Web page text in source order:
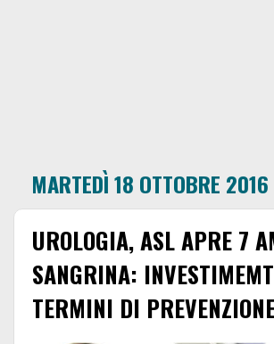
MARTEDÌ 18 OTTOBRE 2016
UROLOGIA, ASL APRE 7
SANGRINA:
TERMINI DI